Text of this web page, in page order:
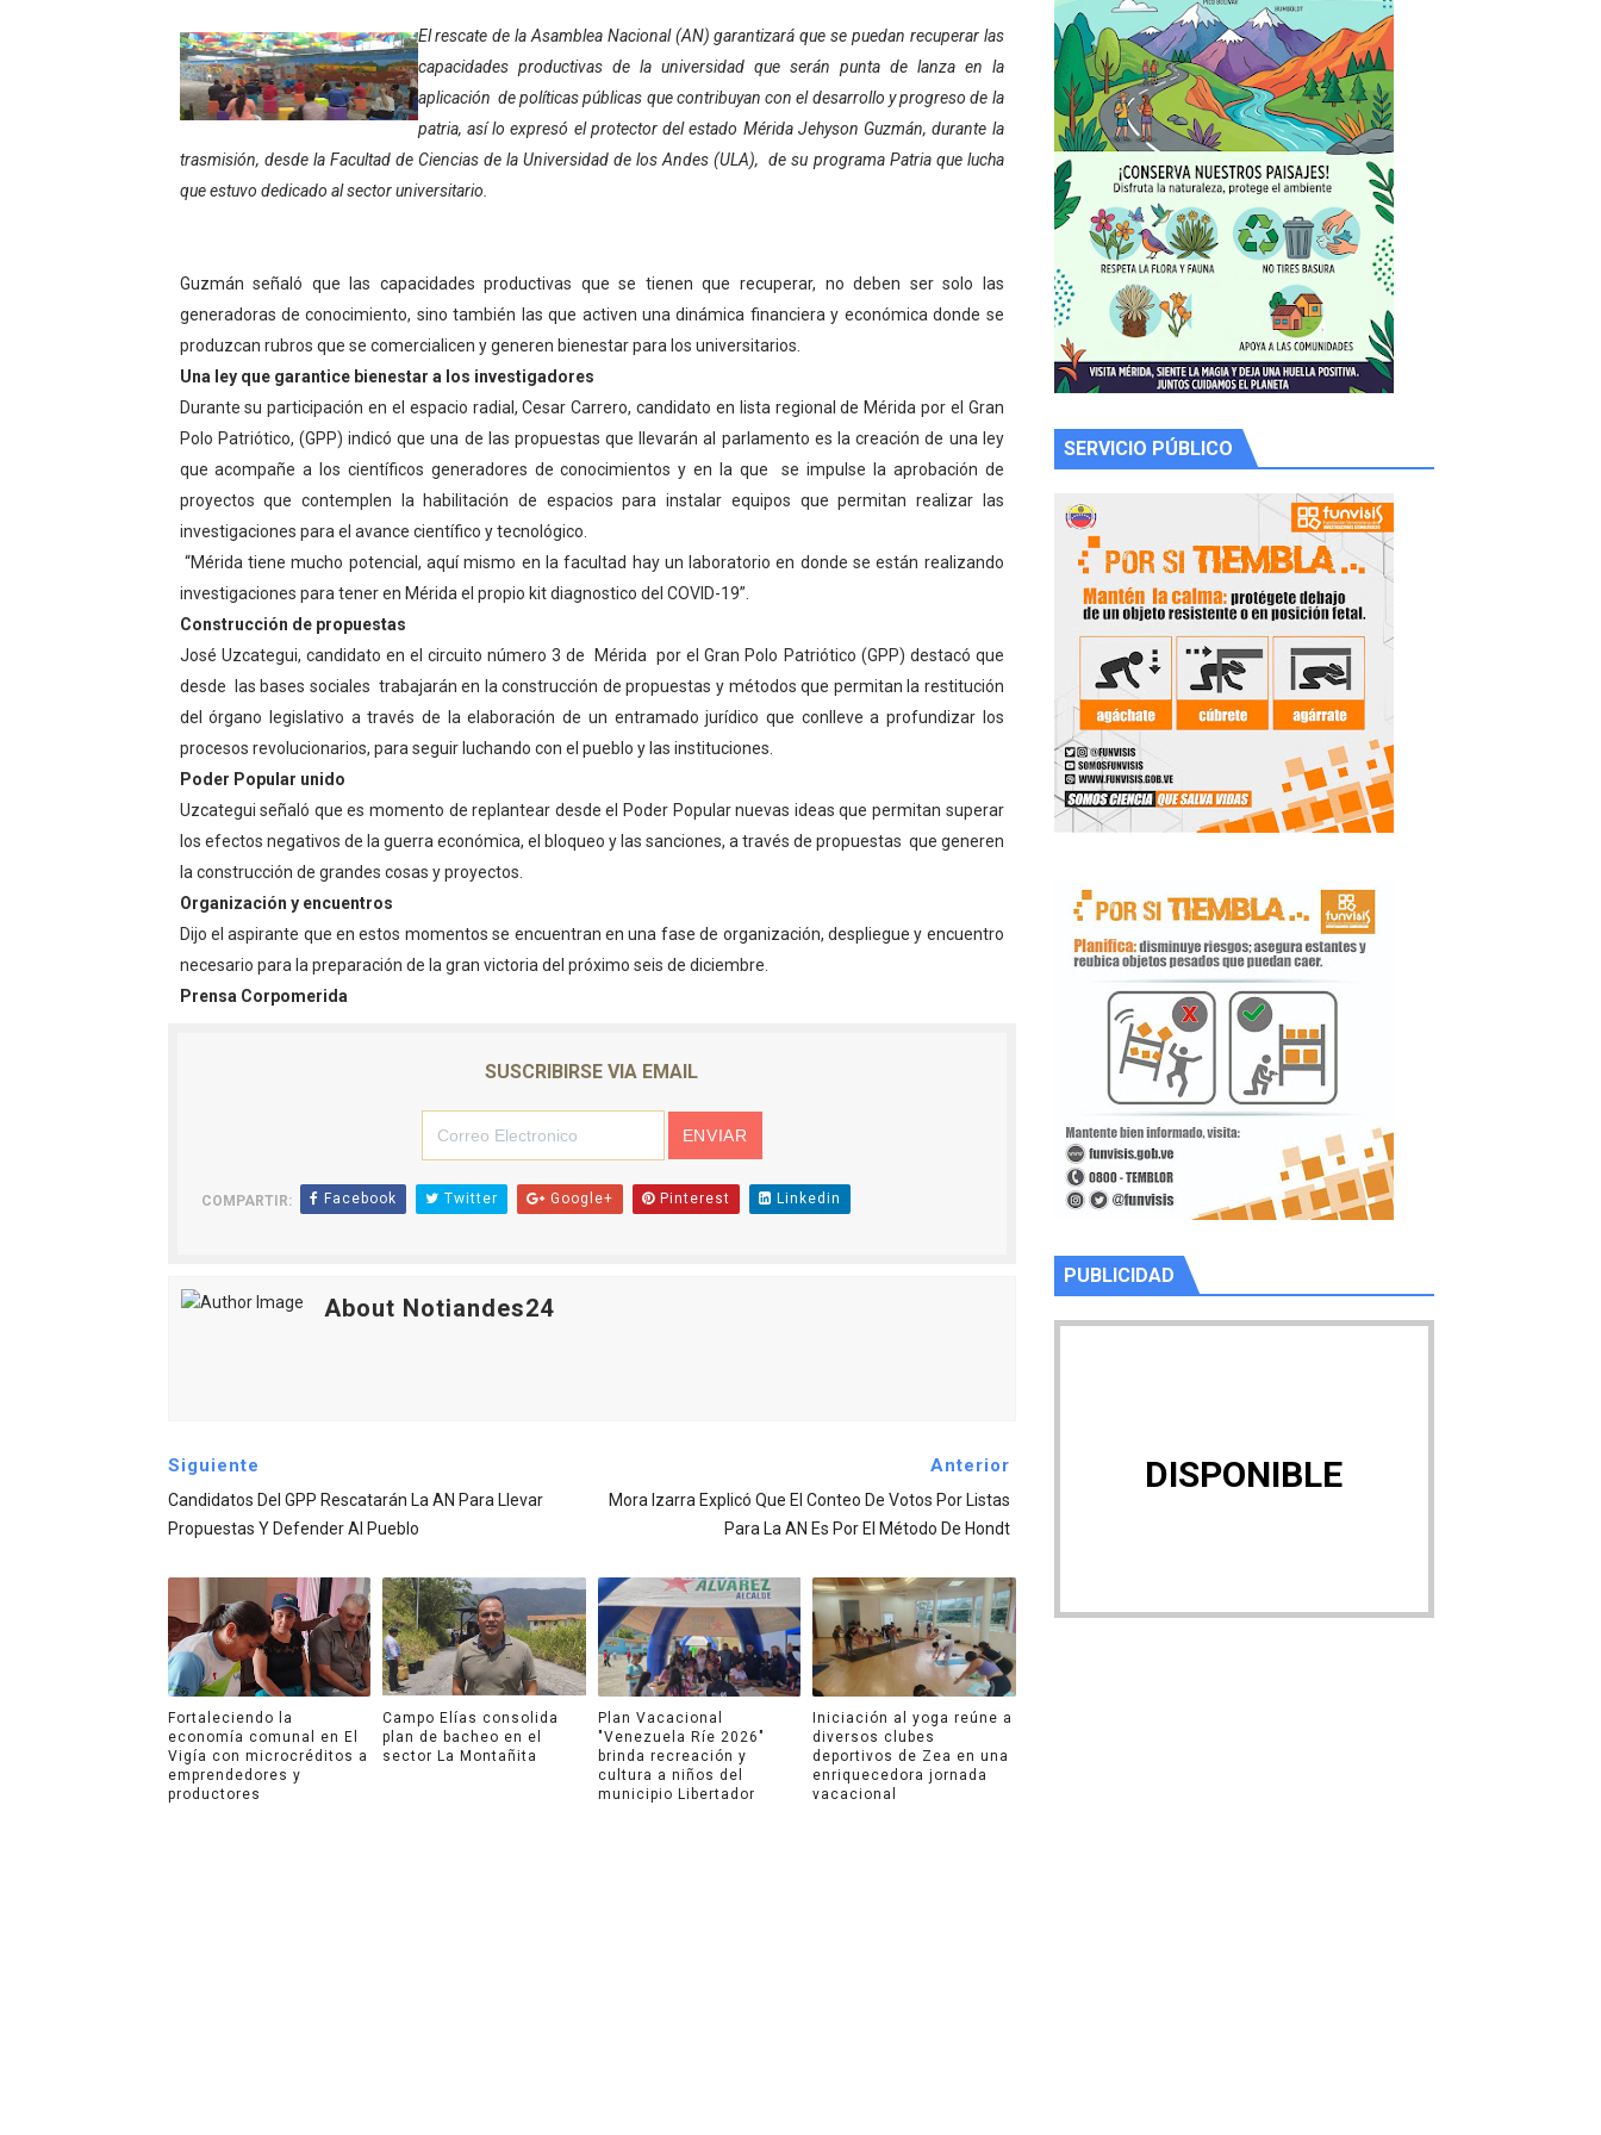
Inicia el Plan Cultura Vacacional 2026 en el estado Mérida
Ibime inició tradicional plan vacacional Aventuras en Vacaciones
Merideños disfrutarán del Plan Agosto Escuelas Abiertas 2026
Recreación y formación fortalecen la integración comunitaria en Campo Elías
Club "Rápidos de Zea" brilló en el Primer Festival de Atletismo en homenaje a Giovanny Valero
84 estudiantes celebraron su graduación en el Complejo Educativo Aristóbulo Istúriz
Cmdnna lleva esperanza y atención a casas de abrigo en Mérida
Comunas de Obispo Ramos de Lora avanzan hacia el empoderamiento y la autogestión
Arrancó Plan Vacacional Comunitario Venezuela Renace 2026 en la Don Perucho
Plan Vacacional Venezuela Renace 2026 arrancó con alegría en Lagunillas
Venezuela Renace 2026 lleva sonrisas y prevención a Torondoy
Mérida impulsa el mapa de conocimientos con Encuentro de Formadores Comunales de la Unacom
Complejo Educativo Talento Deportivo lanza Plan Agosto Escuelas Abiertas 2026
Arnaldo Sánchez reinaugura Parque Recreacional Tilingo del Niño y la Niña Azulitense
Corposalud inició talleres para aspirantes al curso de Emergencia Prehospitalaria
El rescate de la Asamblea Nacional (AN) garantizará que se puedan recuperar las
capacidades productivas de la universidad que serán punta de lanza en la
aplicación de políticas públicas que contribuyan con el desarrollo y progreso de la
patria, así lo expresó el protector del estado Mérida Jehyson Guzmán, durante la
trasmisión, desde la Facultad de Ciencias de la Universidad de los Andes (ULA), de su programa Patria que lucha
que estuvo dedicado al sector universitario.
Guzmán señaló que las capacidades productivas que se tienen que recuperar, no deben ser solo las
generadoras de conocimiento, sino también las que activen una dinámica financiera y económica donde se
produzcan rubros que se comercialicen y generen bienestar para los universitarios.
Una ley que garantice bienestar a los investigadores
Durante su participación en el espacio radial, Cesar Carrero, candidato en lista regional de Mérida por el Gran
Polo Patriótico, (GPP) indicó que una de las propuestas que llevarán al parlamento es la creación de una ley
que acompañe a los científicos generadores de conocimientos y en la que se impulse la aprobación de
proyectos que contemplen la habilitación de espacios para instalar equipos que permitan realizar las
investigaciones para el avance científico y tecnológico.
“Mérida tiene mucho potencial, aquí mismo en la facultad hay un laboratorio en donde se están realizando
investigaciones para tener en Mérida el propio kit diagnostico del COVID-19”.
Construcción de propuestas
José Uzcategui, candidato en el circuito número 3 de Mérida por el Gran Polo Patriótico (GPP) destacó que
desde las bases sociales trabajarán en la construcción de propuestas y métodos que permitan la restitución
del órgano legislativo a través de la elaboración de un entramado jurídico que conlleve a profundizar los
procesos revolucionarios, para seguir luchando con el pueblo y las instituciones.
Poder Popular unido
Uzcategui señaló que es momento de replantear desde el Poder Popular nuevas ideas que permitan superar
los efectos negativos de la guerra económica, el bloqueo y las sanciones, a través de propuestas que generen
la construcción de grandes cosas y proyectos.
Organización y encuentros
Dijo el aspirante que en estos momentos se encuentran en una fase de organización, despliegue y encuentro
necesario para la preparación de la gran victoria del próximo seis de diciembre.
Prensa Corpomerida
SUSCRIBIRSE VIA EMAIL
COMPARTIR: Facebook Twitter Google+ Pinterest Linkedin
About Notiandes24
Siguiente
Candidatos Del GPP Rescatarán La AN Para Llevar
Propuestas Y Defender Al Pueblo
Anterior
Mora Izarra Explicó Que El Conteo De Votos Por Listas
Para La AN Es Por El Método De Hondt
Fortaleciendo la
economía comunal en El
Vigía con microcréditos a
emprendedores y
productores
Campo Elías consolida
plan de bacheo en el
sector La Montañita
Plan Vacacional
"Venezuela Ríe 2026"
brinda recreación y
cultura a niños del
municipio Libertador
Iniciación al yoga reúne a
diversos clubes
deportivos de Zea en una
enriquecedora jornada
vacacional
SERVICIO PÚBLICO
PUBLICIDAD
DISPONIBLE